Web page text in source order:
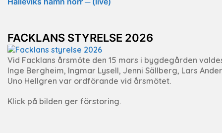
FACKLANS STYRELSE 2026
Vid Facklans årsmöte den 15 mars i bygdegården
Inge Bergheim, Ingmar Lysell, Jenni Sällberg, Lars
Uno Hellgren var ordförande vid årsmötet.
Klick på bilden ger förstoring.